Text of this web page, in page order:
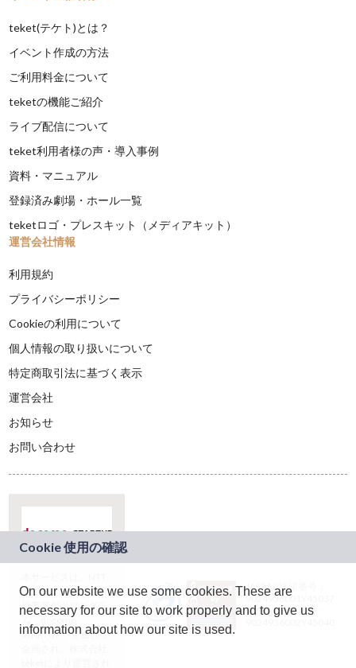
teket(テケト)とは？
イベント作成の方法
ご利用料金について
teketの機能ご紹介
ライブ配信について
teket利用者様の声・導入事例
資料・マニュアル
登録済み劇場・ホール一覧
teketロゴ・プレスキット（メディアキット）
運営会社情報
利用規約
プライバシーポリシー
Cookieの利用について
個人情報の取り扱いについて
特定商取引法に基づく表示
運営会社
お知らせ
お問い合わせ
ドコモグループの新
規事業創出プログラ
ム「docomo
STARTUP」を通じて
JASRAC許諾番号：
9024936001Y45037
JASRAC許諾番号：
On our website we use some cookies. These are
necessary for our site to work properly and to give us
information about how our site is used.